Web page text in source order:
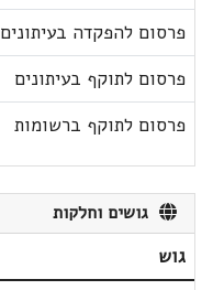
פרסום להפקדה בעיתונים
פרסום לתוקף בעיתונים
פרסום לתוקף ברשומות
גושים וחלקות
גוש